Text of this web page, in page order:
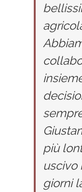
più
uscivo
giorni